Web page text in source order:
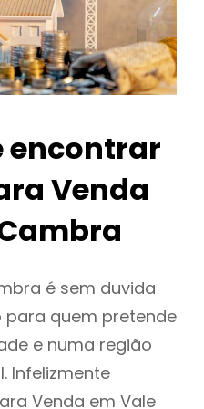
encontrar
Venda
é sem duvida
quem pretende
e numa região
Infelizmente
Venda em Vale